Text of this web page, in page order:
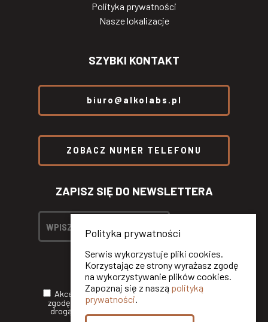
Polityka prywatności
Nasze lokalizacje
SZYBKI KONTAKT
biuro@alkolabs.pl
ZOBACZ NUMER TELEFONU
ZAPISZ SIĘ DO NEWSLETTERA
AkceptujęPolitykę Prywatnościoraz wyrażam
zgodę na otrzymywanie informacji handlowych
drogą elektroniczną od ALKOLABS SP. Z O.O.*
Polityka prywatności
Serwis wykorzystuje pliki cookies.
Korzystając ze strony wyrażasz zgodę
na wykorzystywanie plików cookies.
Zapoznaj się z naszą polityką
prywatności.